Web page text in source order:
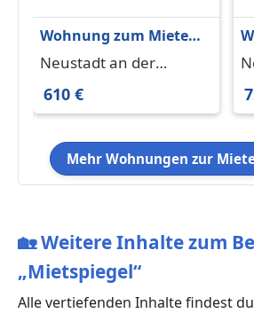
Wohnung zum Mieten
in Neustadt an der
m²
Neustadt an der
Weinstraße 67269
610 €
Mehr Wohnungen zur
🏡Weitere Inhalte zum
„Mietspiegel“
Alle vertiefenden Inhalte findest